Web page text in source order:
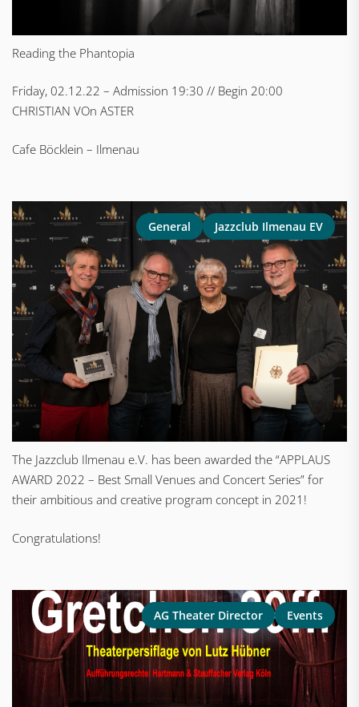
Reading the Phantopia
Friday, 02.12.22 – Admission 19:30 // Begin 20:00
CHRISTIAN VOn ASTER
Cafe Böcklein – Ilmenau
General Jazzclub Ilmenau EV
The Jazzclub Ilmenau e.V. has been awarded the “APPLAUS
AWARD 2022 – Best Small Venues and Concert Series” for
their ambitious and creative program concept in 2021!
Congratulations!
AG Theater Director Events